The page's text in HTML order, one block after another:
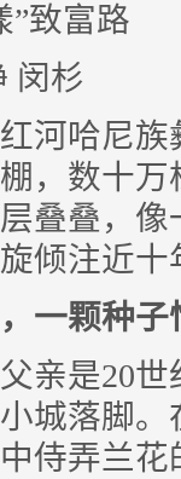
”致富路
杉
哈尼族
，数十
叠叠，像
倾注近十
一颗种子
是20世
城落脚
侍弄兰